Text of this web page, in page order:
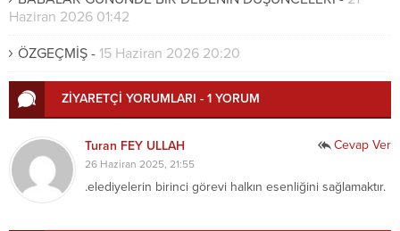
Haziran 2026 01:42
ÖZGEÇMİŞ - 15 Haziran 2026 20:20
ZİYARETÇİ YORUMLARI - 1 YORUM
Turan FEY ULLAH
26 Haziran 2025, 21:55
.elediyelerin birinci görevi halkın esenliğini sağlamaktır.
Cevap Ver